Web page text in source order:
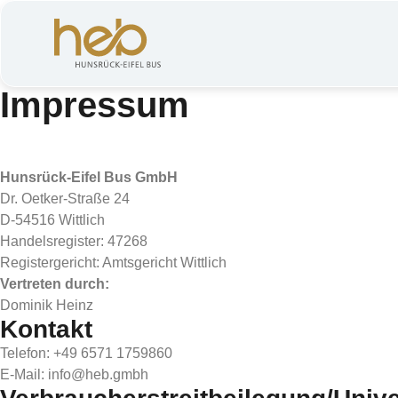
Impressum
Hunsrück-Eifel Bus GmbH
Dr. Oetker-Straße 24
D-54516 Wittlich
Handelsregister: 47268
Registergericht: Amtsgericht Wittlich
Vertreten durch:
Dominik Heinz
Kontakt
Telefon: +49 6571 1759860
E-Mail: info@heb.gmbh